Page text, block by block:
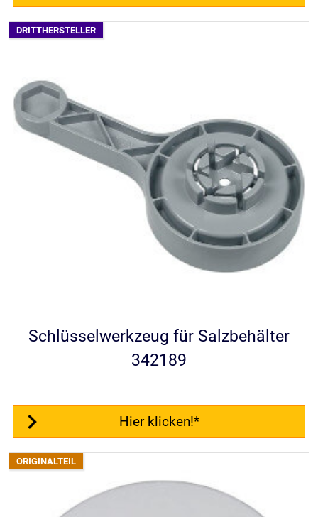
Schlüsselwerkzeug für Salzbehälter
342189
Hier klicken!*
sagt Danke mit